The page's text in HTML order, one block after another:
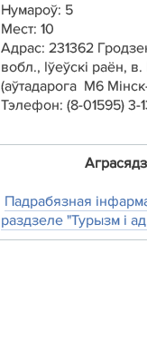
Нумароў: 5
Мест: 10
Адрас: 231362
вобл., Іўеўскi раён, в.
(аўтадарога М6
Тэлефон: (8-01595) 3-
Падрабязная
раздзеле "Турызм і